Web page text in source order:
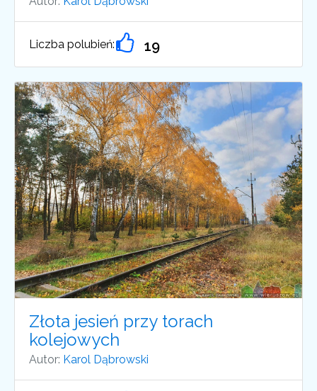
Liczba polubień: 19
Złota jesień przy torach
kolejowych
Autor: Karol Dąbrowski